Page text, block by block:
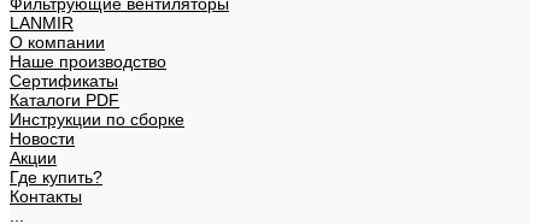
LANMIR
О компании
Наше производство
Сертификаты
Каталоги PDF
Инструкции по сборке
Новости
Акции
Где купить?
Контакты